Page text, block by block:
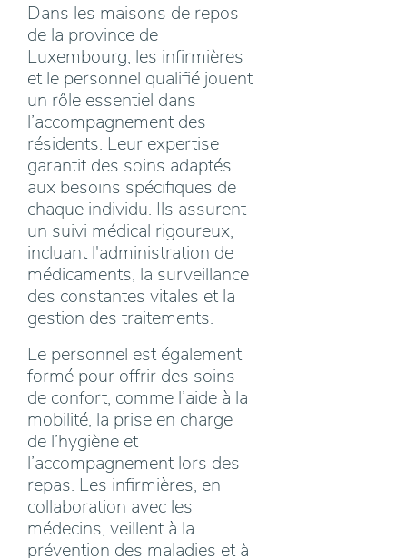
Dans les maisons de repos
de la province de
Luxembourg, les infirmières
et le personnel qualifié jouent
un rôle essentiel dans
l’accompagnement des
résidents. Leur expertise
garantit des soins adaptés
aux besoins spécifiques de
chaque individu. Ils assurent
un suivi médical rigoureux,
incluant l'administration de
médicaments, la surveillance
des constantes vitales et la
gestion des traitements.
Le personnel est également
formé pour offrir des soins
de confort, comme l’aide à la
mobilité, la prise en charge
de l’hygiène et
l’accompagnement lors des
repas. Les infirmières, en
collaboration avec les
médecins, veillent à la
prévention des maladies et à